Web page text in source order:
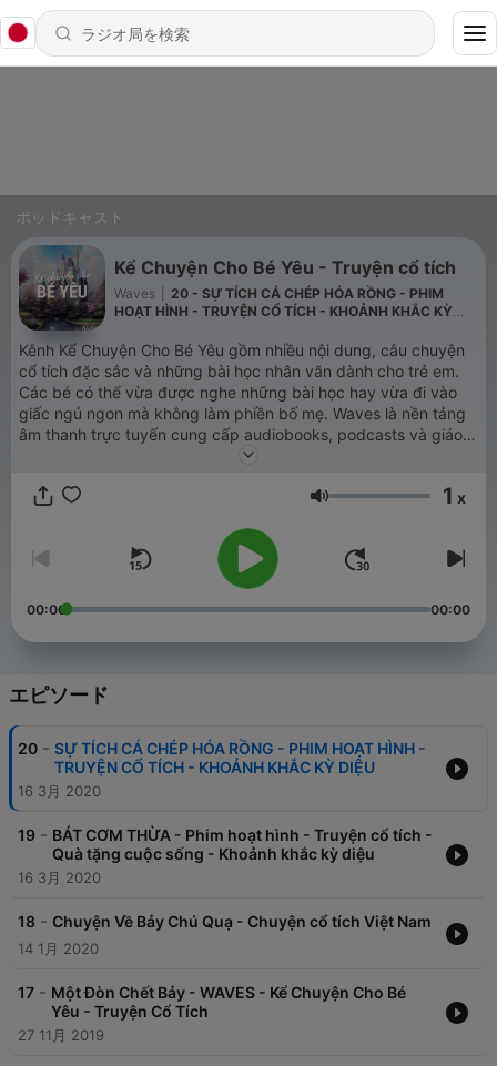
ポッドキャスト
Kể Chuyện Cho Bé Yêu - Truyện cổ tích
Waves
20 - SỰ TÍCH CÁ CHÉP HÓA RỒNG - PHIM
HOẠT HÌNH - TRUYỆN CỔ TÍCH - KHOẢNH KHẮC KỲ
Kênh Kể Chuyện Cho Bé Yêu gồm nhiều nội dung, câu chuyện
cổ tích đặc sắc và những bài học nhân văn dành cho trẻ em.
Các bé có thể vừa được nghe những bài học hay vừa đi vào
giấc ngủ ngon mà không làm phiền bố mẹ. Waves là nền tảng
âm thanh trực tuyến cung cấp audiobooks, podcasts và giáo
dục trực tuyến bằng Tiếng Anh và ngôn ngữ địa phương tại
podcast-player/id1492378044 Android:
音量 1 x
00:00 00:00
エピソード
20 - SỰ TÍCH CÁ CHÉP HÓA RỒNG - PHIM HOẠT HÌNH -
TRUYỆN CỔ TÍCH - KHOẢNH KHẮC KỲ DIỆU
16 3月 2020
19 - BÁT CƠM THỪA - Phim hoạt hình - Truyện cổ tích -
Quà tặng cuộc sống - Khoảnh khắc kỳ diệu
16 3月 2020
18 - Chuyện Về Bảy Chú Quạ - Chuyện cổ tích Việt Nam
14 1月 2020
17 - Một Đòn Chết Bảy - WAVES - Kể Chuyện Cho Bé
Yêu - Truyện Cổ Tích
27 11月 2019